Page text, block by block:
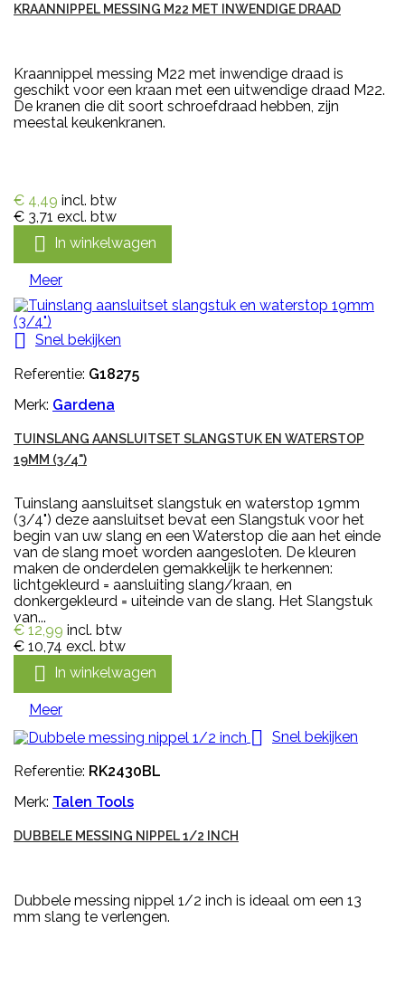
KRAANNIPPEL MESSING M22 MET INWENDIGE DRAAD
Kraannippel messing M22 met inwendige draad is
geschikt voor een kraan met een uitwendige draad M22.
De kranen die dit soort schroefdraad hebben, zijn
meestal keukenkranen.
€ 4,49 incl. btw
€ 3,71 excl. btw
 In winkelwagen
Meer
 Snel bekijken
Referentie: G18275
Merk: Gardena
TUINSLANG AANSLUITSET SLANGSTUK EN WATERSTOP
19MM (3/4")
Tuinslang aansluitset slangstuk en waterstop 19mm
(3/4") deze aansluitset bevat een Slangstuk voor het
begin van uw slang en een Waterstop die aan het einde
van de slang moet worden aangesloten. De kleuren
maken de onderdelen gemakkelijk te herkennen:
lichtgekleurd = aansluiting slang/kraan, en
donkergekleurd = uiteinde van de slang. Het Slangstuk
van...
€ 12,99 incl. btw
€ 10,74 excl. btw
 In winkelwagen
Meer
 Snel bekijken
Referentie: RK2430BL
Merk: Talen Tools
DUBBELE MESSING NIPPEL 1/2 INCH
Dubbele messing nippel 1/2 inch is ideaal om een 13
mm slang te verlengen.